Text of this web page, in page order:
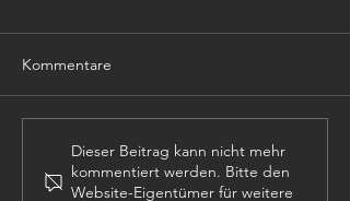
PROJEKTLEITER (m,w,d)
Kommentare
Dieser Beitrag kann nicht mehr
kommentiert werden. Bitte den
Website-Eigentümer für weitere